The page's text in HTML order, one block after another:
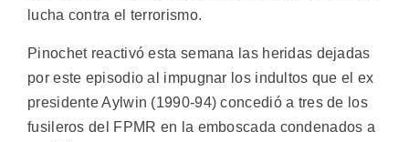
lucha contra el terrorismo.
Pinochet reactivó esta semana las heridas dejadas
por este episodio al impugnar los indultos que el ex
presidente Aylwin (1990-94) concedió a tres de los
fusileros del FPMR en la emboscada condenados a